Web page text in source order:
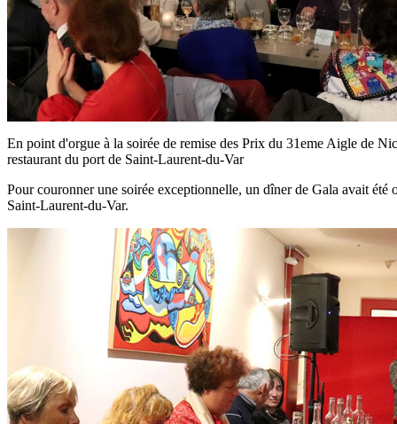
En point d'orgue à la soirée de remise des Prix du 31eme Aigle de
restaurant du port de Saint-Laurent-du-Var
Pour couronner une soirée exceptionnelle, un dîner de Gala avait été
Saint-Laurent-du-Var.